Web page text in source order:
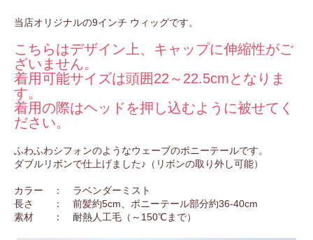
当店オリジナルの9インチ ウィッグです。
こちらはデザイン上、キャップに伸縮性がご
ざいません。
着用可能サイズは頭囲22～22.5cmとなりま
す。
着用の際はヘッドを押し込むように被せてく
ださい。
ふわふわシフォンのようなウェーブのポニーテールです。
ダブルリボンで仕上げました♪（リボンの取り外し可能）
カラー ： ラベンダーミスト
長さ ： 前髪約5cm、ポニーテール部分約36-40cm
素材 ： 耐熱人工毛（～150℃まで）